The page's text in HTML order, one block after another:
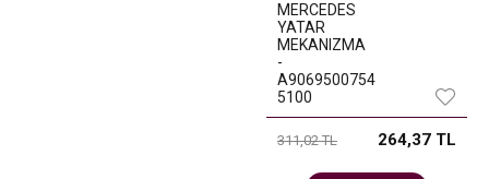
MERCEDES
YATAR
MEKANIZMA
-
A9069500754
5100
311,02 TL 264,37 TL